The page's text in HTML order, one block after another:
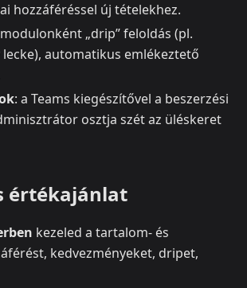
hozzáféréssel új tételekhez.
„drip” feloldás (pl.
automatikus emlékeztető
: a Teams kiegészítővel a beszerzési
osztja szét az üléskeret
értékajánlat
kezeled a tartalom‑ és
kedvezményeket, dripet,